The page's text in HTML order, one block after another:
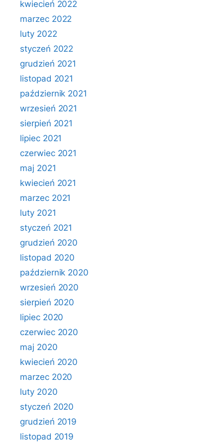
kwiecień 2022
marzec 2022
luty 2022
styczeń 2022
grudzień 2021
listopad 2021
październik 2021
wrzesień 2021
sierpień 2021
lipiec 2021
czerwiec 2021
maj 2021
kwiecień 2021
marzec 2021
luty 2021
styczeń 2021
grudzień 2020
listopad 2020
październik 2020
wrzesień 2020
sierpień 2020
lipiec 2020
czerwiec 2020
maj 2020
kwiecień 2020
marzec 2020
luty 2020
styczeń 2020
grudzień 2019
listopad 2019